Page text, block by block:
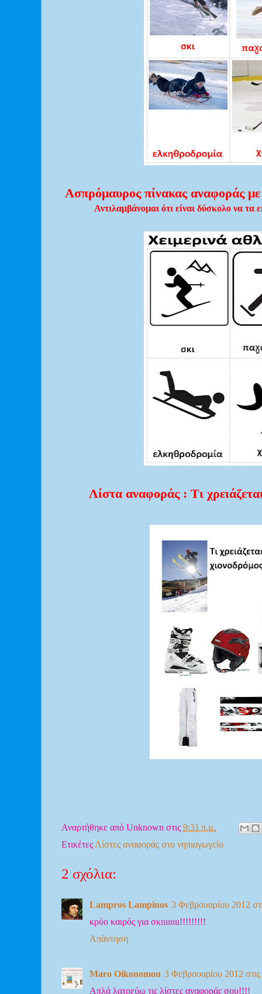
Ασπρόμαυρος πίνακας αναφοράς
Αντιλαμβάνομαι ότι είναι δύσκολο να
Λίστα αναφοράς : Τι
Αναρτήθηκε από Unknown στις 9:31 π.μ.
Ετικέτες Λίστες αναφοράς στο νηπιαγωγείο
2 σχόλια:
Lampros Lampinos 3 Φεβρουαρίου 2012
κρύο καιρός για σκιιιιιιιι!!!!!!!!!
Απάντηση
Maro Oikonomou 3 Φεβρουαρίου 2012
Απλά λατρεύω τις λίστες αναφοράς σου!!!!